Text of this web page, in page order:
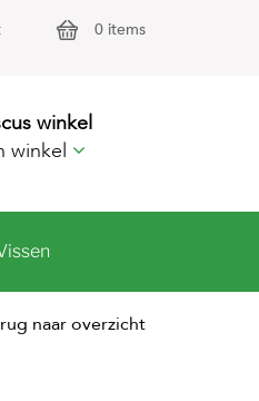
0 items
winkel
winkel
naar overzicht